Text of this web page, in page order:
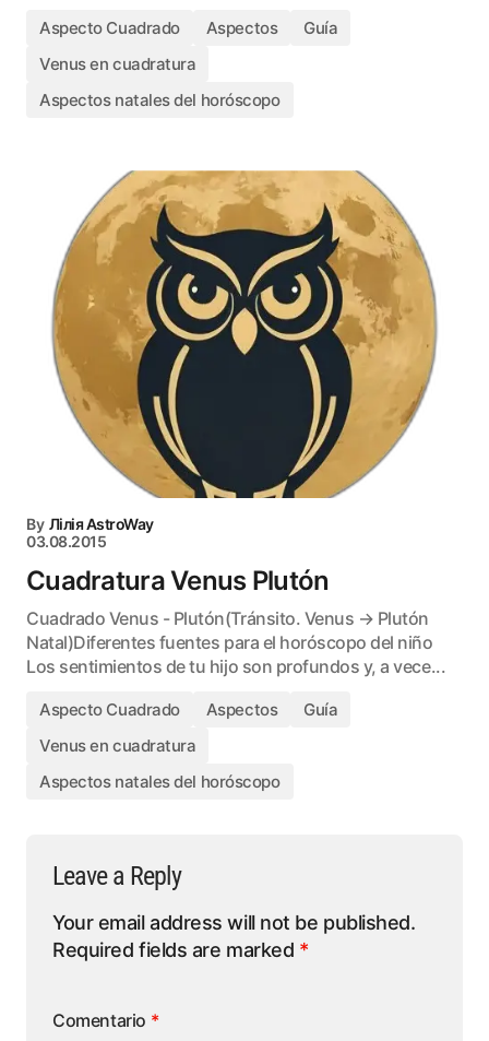
Aspecto Cuadrado Aspectos
Guía
Venus en cuadratura
Aspectos natales del horóscopo
By Лілія AstroWay
03.08.2015
Cuadratura Venus Plutón
Cuadrado Venus - Plutón(Tránsito. Venus → Plutón
Natal)Diferentes fuentes para el horóscopo del niño
Los sentimientos de tu hijo son profundos y, a vece...
Aspecto Cuadrado Aspectos
Guía
Venus en cuadratura
Aspectos natales del horóscopo
Leave a Reply
Your email address will not be published.
Required fields are marked *
Comentario *